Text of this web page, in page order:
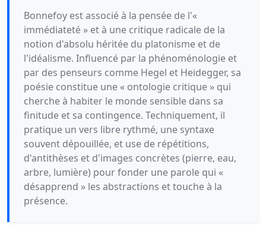
Bonnefoy est associé à la pensée de l'«
immédiateté » et à une critique radicale de la
notion d'absolu héritée du platonisme et de
l'idéalisme. Influencé par la phénoménologie et
par des penseurs comme Hegel et Heidegger, sa
poésie constitue une « ontologie critique » qui
cherche à habiter le monde sensible dans sa
finitude et sa contingence. Techniquement, il
pratique un vers libre rythmé, une syntaxe
souvent dépouillée, et use de répétitions,
d'antithèses et d'images concrètes (pierre, eau,
arbre, lumière) pour fonder une parole qui «
désapprend » les abstractions et touche à la
présence.